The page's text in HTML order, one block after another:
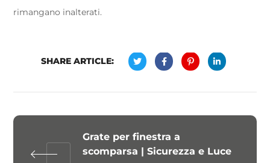
rimangano inalterati.
SHARE ARTICLE:
Grate per finestra a
scomparsa | Sicurezza e Luce